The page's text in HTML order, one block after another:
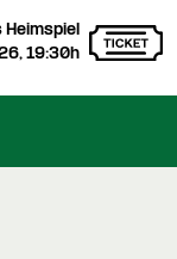
19:30h